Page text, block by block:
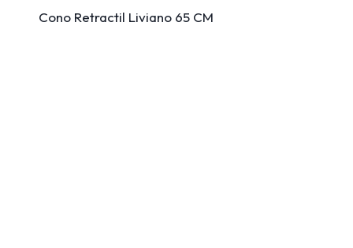
Cono Retractil Liviano 65 CM